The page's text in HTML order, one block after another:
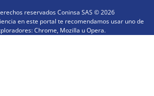
reservados Coninsa SAS ©2026
en este portal te recomendamos usar uno de
Chrome, Mozilla u Opera.